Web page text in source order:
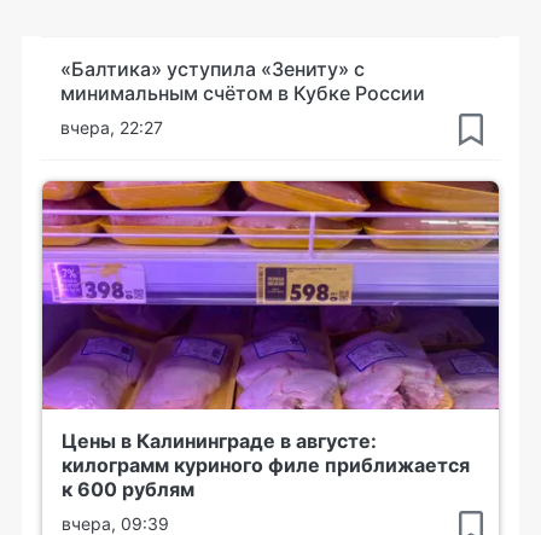
«Балтика» уступила «Зениту» с
минимальным счётом в Кубке России
вчера, 22:27
Цены в Калининграде в августе:
килограмм куриного филе приближается
к 600 рублям
вчера, 09:39